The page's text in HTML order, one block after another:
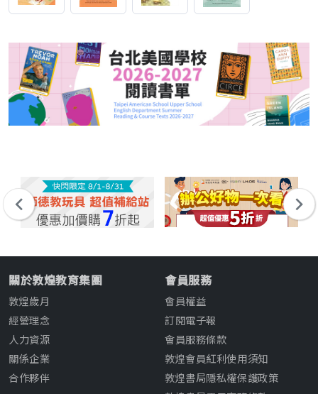
關於敦煌教育集團
敦煌歲月
經營理念
人力資源
關係企業
合作夥伴
會員服務
會員權益
訂閱電子報
會員服務條款
敦煌會員紅利使用須知
敦煌書局隱私權保護政策